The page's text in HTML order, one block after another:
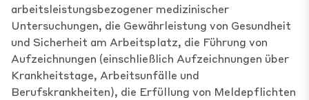
arbeitsleistungsbezogener medizinischer
Untersuchungen, die Gewährleistung von Gesundheit
und Sicherheit am Arbeitsplatz, die Führung von
Aufzeichnungen (einschließlich Aufzeichnungen über
Krankheitstage, Arbeitsunfälle und
Berufskrankheiten), die Erfüllung von Meldepflichten